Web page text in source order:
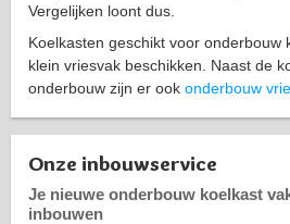
Vergelijken loont dus.
Koelkasten geschikt voor onderbouw
klein vriesvak beschikken. Naast de
onderbouw zijn er ook onderbouw
Onze inbouwservice
Je nieuwe onderbouw koelkast
inbouwen